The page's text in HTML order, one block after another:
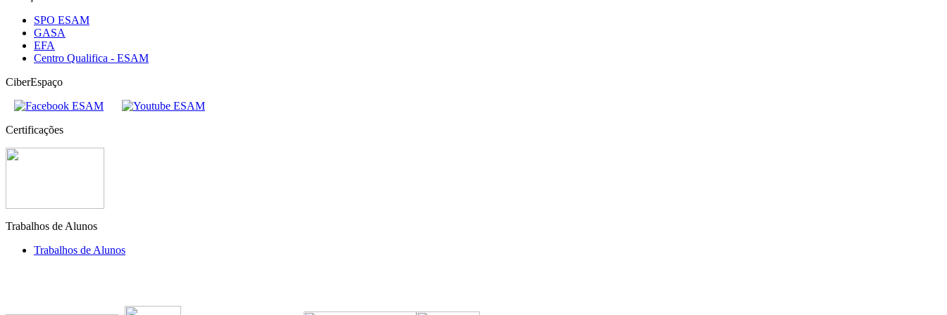
SPO ESAM
GASA
EFA
Centro Qualifica - ESAM
CiberEspaço
Certificações
Trabalhos de Alunos
Trabalhos de Alunos